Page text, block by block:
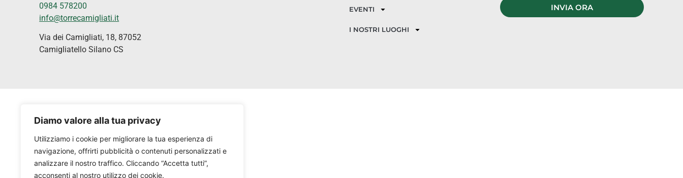
Diamo valore alla tua privacy
Utilizziamo i cookie per migliorare la tua esperienza di
navigazione, offrirti pubblicità o contenuti personalizzati e
analizzare il nostro traffico. Cliccando “Accetta tutti”,
acconsenti al nostro utilizzo dei cookie.
0984 578200
info@torrecamigliati.it
Via dei Camigliati, 18, 87052
Camigliatello Silano CS
EVENTI
I NOSTRI LUOGHI
INVIA ORA